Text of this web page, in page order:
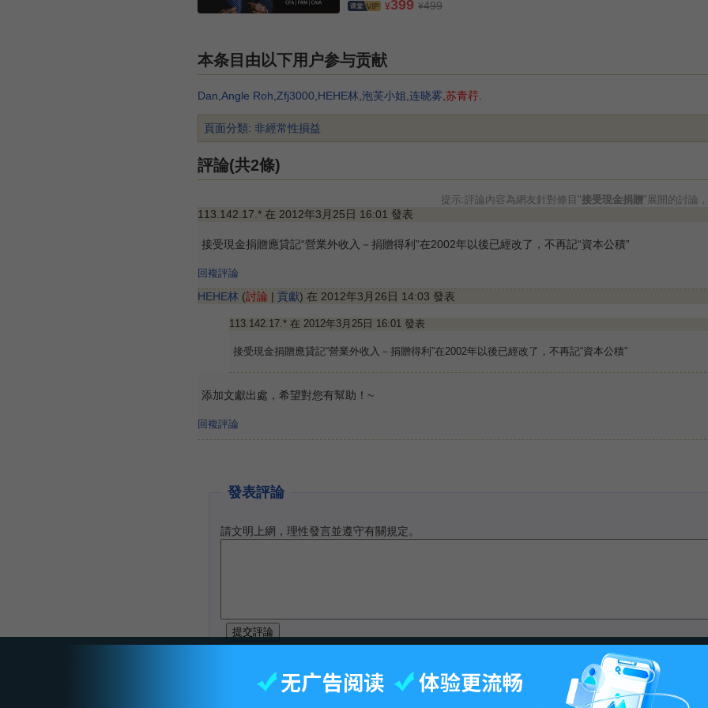
¥399 ¥499
本条目由以下用户参与贡献
Dan Angle Roh Zfj3000 HEHE林 泡芙小姐 连晓雾 苏青荇
頁面分類: 非經常性損益
評論(共2條)
提示:評論內容為網友針對條目"接受現金捐贈"展開的討論
113.142.17.* 在 2012年3月25日 16:01 發表
接受現金捐贈應貸記“營業外收入－捐贈得利”在2002年以後已經改了，不再記“資本公積”
回複評論
HEHE林 (討論 | 貢獻) 在 2012年3月26日 14:03 發表
113.142.17.* 在 2012年3月25日 16:01 發表
接受現金捐贈應貸記“營業外收入－捐贈得利”在2002年以後已經改了，不再記“資本公積”
添加文獻出處，希望對您有幫助！~
回複評論
發表評論
請文明上網，理性發言並遵守有關規定。
最後更改13:53, 2016年11月14日.
智库首页 百科首页 关于百科 客户端 人才招聘 广告合作- 权利通知-联系我们-免责声明